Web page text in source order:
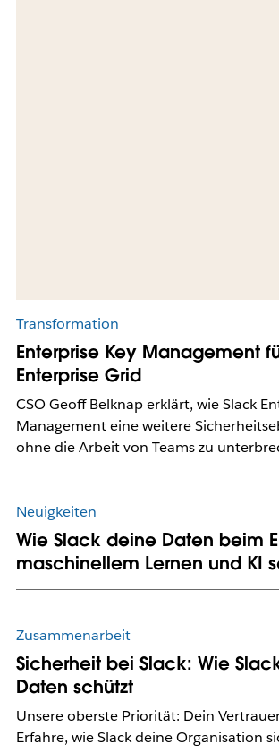
Transformation
Enterprise Key Management
Enterprise Grid
CSO Geoff Belknap erklärt, wie Slack
Management eine weitere
ohne die Arbeit von Teams zu
Neuigkeiten
Wie Slack deine Daten beim
maschinellem Lernen und KI
Zusammenarbeit
Sicherheit bei Slack: Wie
Daten schützt
Unsere oberste Priorität: Dein
Erfahre, wie Slack deine Organisation